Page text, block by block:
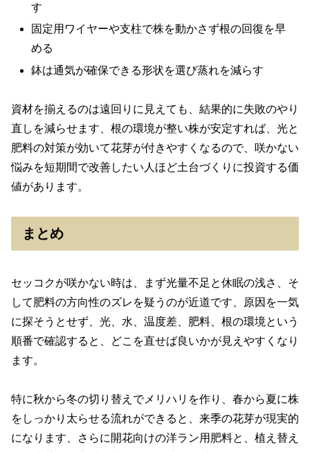
す
固定用ワイヤーや支柱で株を動かさず根の回復を早
める
鉢は通気が確保できる形状を選び蒸れを減らす
資材を揃えるのは遠回りに見えても、結果的に失敗のやり
直しを減らせます、根の環境が整い株が安定すれば、光と
肥料の対策が効いて花芽が付きやすくなるので、咲かない
悩みを短期間で改善したい人ほど土台づくりに投資する価
値があります。
まとめ
セッコクが咲かない時は、まず光量不足と休眠の浅さ、そ
して肥料の方向性のズレを疑うのが近道です、原因を一気
に探そうとせず、光、水、温度差、肥料、根の環境という
順番で確認すると、どこを直せば良いかが見えやすくなり
ます。
特に秋から冬の切り替えでメリハリを作り、春から夏に株
をしっかり太らせる流れができると、来季の花芽が現実的
になります、さらに開花向けの洋ラン用肥料と、植え替え